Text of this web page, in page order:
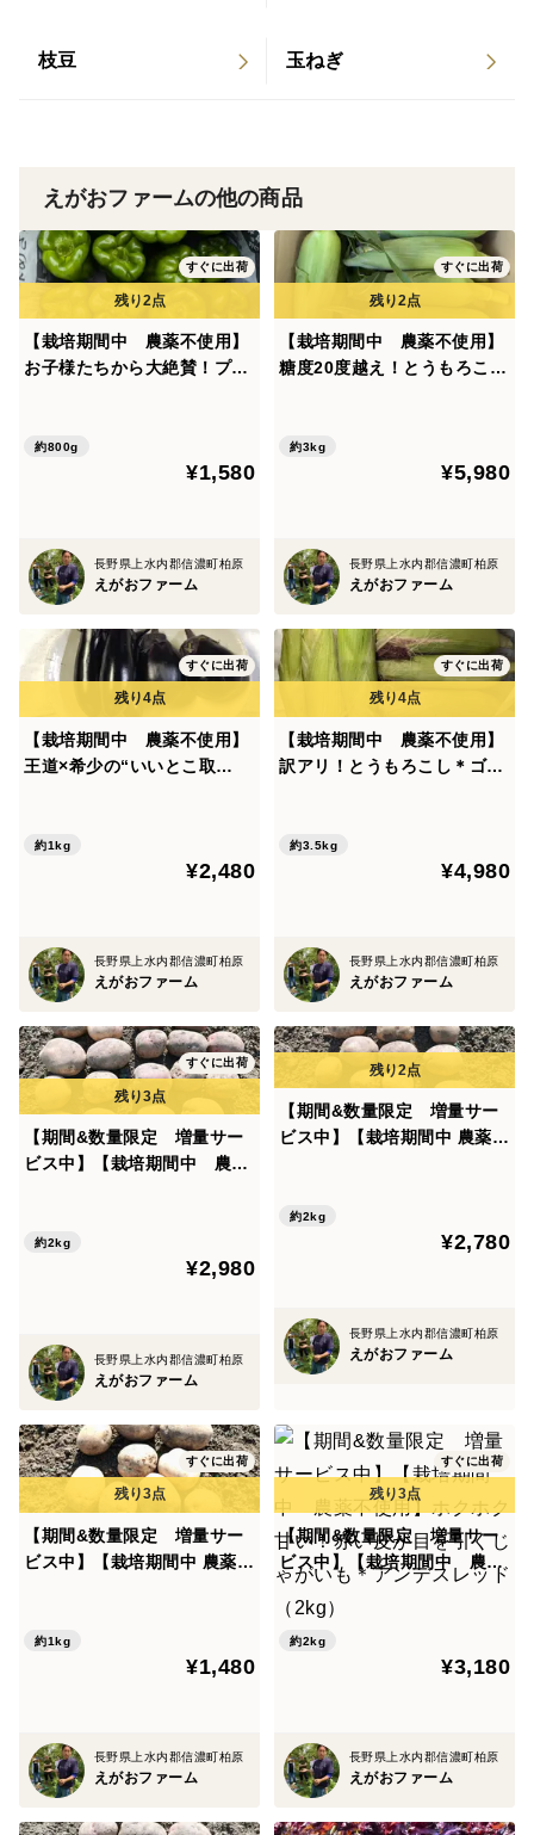
※高温を考慮してクール便でお送りします。
【生産者】えがおファーム
【栽培方法】栽培期間中 農薬不使用、植物由来の発酵
肥料のみ使用
枝豆 玉ねぎ
えがおファームの他の商品
すぐに出荷
【栽培期間中 農薬不使用】
お子様たちから大絶賛！プリ
約800g
¥1,580
長野県上水内郡信濃町柏原
えがおファーム
すぐに出荷
【栽培期間中 農薬不使用】
糖度20度越え！とうもろこし
け）
約3kg
¥5,980
長野県上水内郡信濃町柏原
えがおファーム
すぐに出荷
【栽培期間中 農薬不使用】
王道×希少の“いいとこ取
約1kg
¥2,480
長野県上水内郡信濃町柏原
えがおファーム
すぐに出荷
【栽培期間中 農薬不使用】
訳アリ！とうもろこし＊ゴー
約3.5kg
¥4,980
長野県上水内郡信濃町柏原
えがおファーム
すぐに出荷
【期間&数量限定 増量サー
ビス中】【栽培期間中 農薬
マ＆アンデスレッド（2kg）
約2kg
¥2,980
長野県上水内郡信濃町柏原
えがおファーム
【期間&数量限定 増量サー
ビス中】【栽培期間中 農薬不
も＊デジマ＊（2kg）
約2kg
¥2,780
長野県上水内郡信濃町柏原
えがおファーム
すぐに出荷
【期間&数量限定 増量サー
ビス中】【栽培期間中 農薬不
も＊デジマ＊（1kg）
約1kg
¥1,480
長野県上水内郡信濃町柏原
えがおファーム
すぐに出荷
【期間&数量限定 増量サー
ビス中】【栽培期間中 農薬
不使用】ホクホク甘い！赤い
皮が目を引くじゃがいも＊ア
ンデスレッド（2kg）
約2kg
¥3,180
長野県上水内郡信濃町柏原
えがおファーム